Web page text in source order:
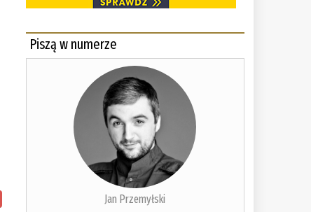
Piszą w numerze
Jan Przemyłski